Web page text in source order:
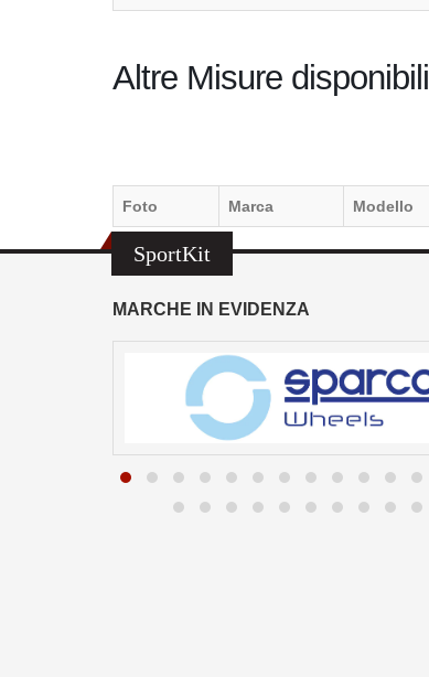
Altre Misure disponibili
Foto Marca Modello
SportKit
MARCHE IN EVIDENZA